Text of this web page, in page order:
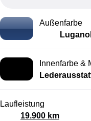
Außenfarbe
Innenfarbe &
Laufleistung
19.900 km